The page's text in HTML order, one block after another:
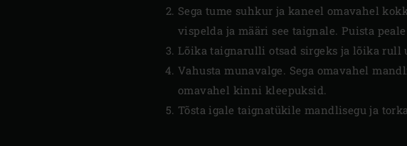
Sega tume suhkur ja kaneel omavahel
vispelda ja määri see taignale. Puista
Lõika taignarulli otsad sirgeks ja lõika rull
Vahusta munavalge. Sega omavahel
omavahel kinni kleepuksid.
Tõsta igale taignatükile mandlisegu ja